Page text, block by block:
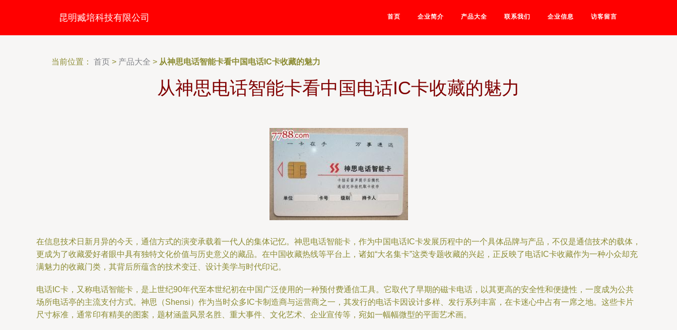
昆明臧培科技有限公司 首页 企业简介 产品大全 联系我们 企业信息 访客留言
当前位置： 首页 > 产品大全 > 从神思电话智能卡看中国电话IC卡收藏的魅力
从神思电话智能卡看中国电话IC卡收藏的魅力
在信息技术日新月异的今天，通信方式的演变承载着一代人的集体记忆。神思电话智能卡，作为中国电话IC卡发展历程中的一个具体品牌与产品，不仅是通信技术的载体，
更成为了收藏爱好者眼中具有独特文化价值与历史意义的藏品。在中国收藏热线等平台上，诸如“大名集卡”这类专题收藏的兴起，正反映了电话IC卡收藏作为一种小众却充
满魅力的收藏门类，其背后所蕴含的技术变迁、设计美学与时代印记。
电话IC卡，又称电话智能卡，是上世纪90年代至本世纪初在中国广泛使用的一种预付费通信工具。它取代了早期的磁卡电话，以其更高的安全性和便捷性，一度成为公共
场所电话亭的主流支付方式。神思（Shensi）作为当时众多IC卡制造商与运营商之一，其发行的电话卡因设计多样、发行系列丰富，在卡迷心中占有一席之地。这些卡片
尺寸标准，通常印有精美的图案，题材涵盖风景名胜、重大事件、文化艺术、企业宣传等，宛如一幅幅微型的平面艺术画。